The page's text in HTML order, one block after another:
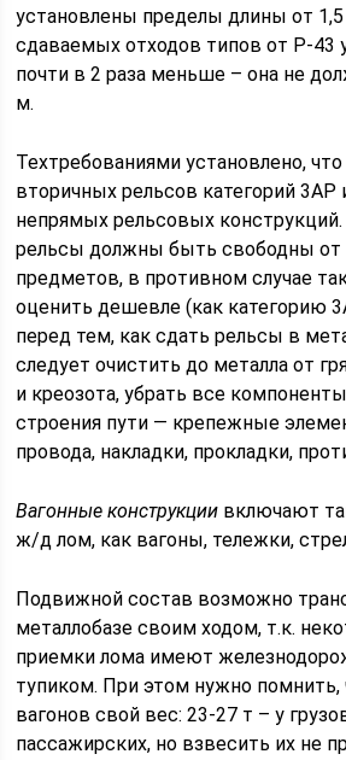
установлены пределы длины от
сдаваемых отходов типов от Р-43
почти в 2 раза меньше – она не
м.
Техтребованиями установлено,
вторичных рельсов категорий 3АР
непрямых рельсовых
рельсы должны быть свободны от
предметов, в противном случае
оценить дешевле (как категорию
перед тем, как сдать рельсы в
следует очистить до металла от
и креозота, убрать все
строения пути — крепежные
провода, накладки, прокладки,
Вагонные конструкции включают
ж/д лом, как вагоны, тележки,
Подвижной состав возможно
металлобазе своим ходом, т.к.
приемки лома имеют
тупиком. При этом нужно помнить,
вагонов свой вес: 23-27 т – у
пассажирских, но взвесить их не